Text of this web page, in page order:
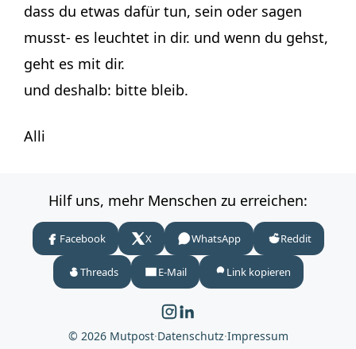
dass du etwas dafür tun, sein oder sagen
musst- es leuchtet in dir. und wenn du gehst,
geht es mit dir.
und deshalb: bitte bleib.
Alli
Hilf uns, mehr Menschen zu erreichen:
Facebook X WhatsApp Reddit
Threads E-Mail Link kopieren
© 2026 Mutpost·Datenschutz·Impressum